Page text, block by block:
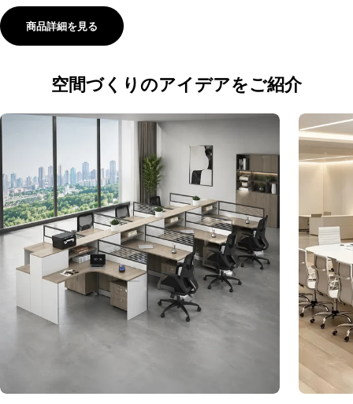
商品詳細を見る
空間づくりのアイデアをご紹介